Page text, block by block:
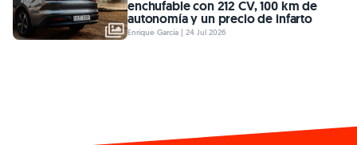
enchufable con 212 CV, 100 km de
autonomía y un precio de infarto
Enrique García | 24 Jul 2026